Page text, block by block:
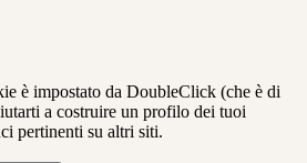
è impostato da DoubleClick (che è di
a costruire un profilo dei tuoi
pertinenti su altri siti.